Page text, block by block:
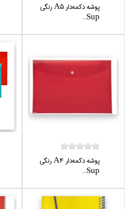
پوشه دكمه‌دار A5 رنگي
Sup...
پوشه دكمه‌دار A4 رنگي
Sup...